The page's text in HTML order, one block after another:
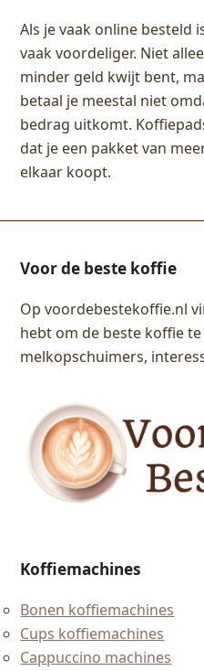
Als je vaak online besteld
vaak voordeliger. Niet
minder geld kwijt bent,
betaal je meestal niet
bedrag uitkomt.
dat je een pakket van
elkaar koopt.
Voor de beste koffie
Op voordebestekoffie.nl
hebt om de beste koffie
melkopschuimers,
Koffiemachines
Bonen koffiemachines
Cups koffiemachines
Cappuccino machines